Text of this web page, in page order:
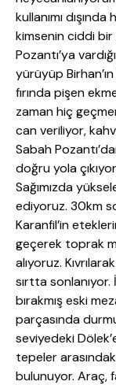
kullanımı
kimsenin ciddi
Pozantı’ya
yürüyüp
fırında pişen
zaman hiç
can veriliyor,
Sabah
doğru yola
Sağımızda
ediyoruz. 30km
Karanfil’in
geçerek toprak
alıyoruz.
sırtta
bırakmış eski
parçasında
seviyedeki
tepeler
bulunuyor. Araç,